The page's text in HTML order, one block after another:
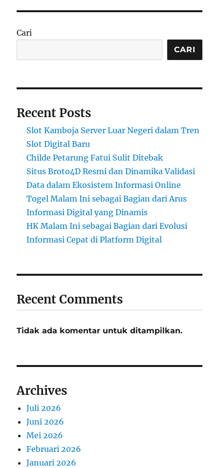
Cari
CARI
Recent Posts
Slot Kamboja Server Luar Negeri dalam Tren
Slot Digital Baru
Childe Petarung Fatui Sulit Ditebak
Situs Broto4D Resmi dan Dinamika Validasi
Data dalam Ekosistem Informasi Online
Togel Malam Ini sebagai Bagian dari Arus
Informasi Digital yang Dinamis
HK Malam Ini sebagai Bagian dari Evolusi
Informasi Cepat di Platform Digital
Recent Comments
Tidak ada komentar untuk ditampilkan.
Archives
Juli 2026
Juni 2026
Mei 2026
Februari 2026
Januari 2026